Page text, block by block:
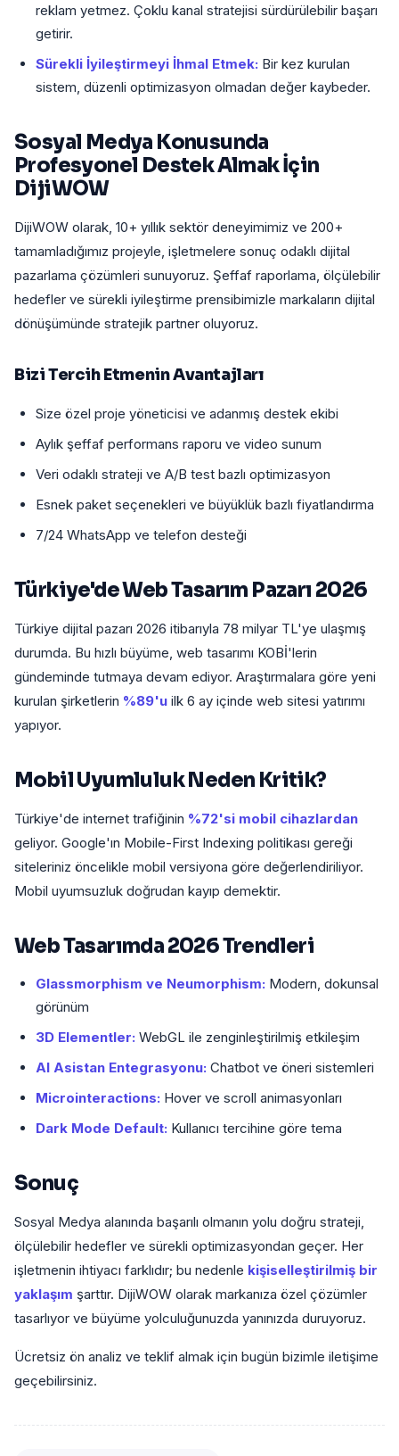
reklam yetmez. Çoklu kanal stratejisi sürdürülebilir başarı
getirir.
Sürekli İyileştirmeyi İhmal Etmek: Bir kez kurulan
sistem, düzenli optimizasyon olmadan değer kaybeder.
Sosyal Medya Konusunda
Profesyonel Destek Almak İçin
DijiWOW
DijiWOW olarak, 10+ yıllık sektör deneyimimiz ve 200+
tamamladığımız projeyle, işletmelere sonuç odaklı dijital
pazarlama çözümleri sunuyoruz. Şeffaf raporlama, ölçülebilir
hedefler ve sürekli iyileştirme prensibimizle markaların dijital
dönüşümünde stratejik partner oluyoruz.
Bizi Tercih Etmenin Avantajları
Size özel proje yöneticisi ve adanmış destek ekibi
Aylık şeffaf performans raporu ve video sunum
Veri odaklı strateji ve A/B test bazlı optimizasyon
Esnek paket seçenekleri ve büyüklük bazlı fiyatlandırma
7/24 WhatsApp ve telefon desteği
Türkiye'de Web Tasarım Pazarı 2026
Türkiye dijital pazarı 2026 itibarıyla 78 milyar TL'ye ulaşmış
durumda. Bu hızlı büyüme, web tasarımı KOBİ'lerin
gündeminde tutmaya devam ediyor. Araştırmalara göre yeni
kurulan şirketlerin %89'u ilk 6 ay içinde web sitesi yatırımı
yapıyor.
Mobil Uyumluluk Neden Kritik?
Türkiye'de internet trafiğinin %72'si mobil cihazlardan
geliyor. Google'ın Mobile-First Indexing politikası gereği
siteleriniz öncelikle mobil versiyona göre değerlendiriliyor.
Mobil uyumsuzluk doğrudan kayıp demektir.
Web Tasarımda 2026 Trendleri
Glassmorphism ve Neumorphism: Modern, dokunsal
görünüm
3D Elementler: WebGL ile zenginleştirilmiş etkileşim
AI Asistan Entegrasyonu: Chatbot ve öneri sistemleri
Microinteractions: Hover ve scroll animasyonları
Dark Mode Default: Kullanıcı tercihine göre tema
Sonuç
Sosyal Medya alanında başarılı olmanın yolu doğru strateji,
ölçülebilir hedefler ve sürekli optimizasyondan geçer. Her
işletmenin ihtiyacı farklıdır; bu nedenle kişiselleştirilmiş bir
yaklaşım şarttır. DijiWOW olarak markanıza özel çözümler
tasarlıyor ve büyüme yolculuğunuzda yanınızda duruyoruz.
Ücretsiz ön analiz ve teklif almak için bugün bizimle iletişime
geçebilirsiniz.